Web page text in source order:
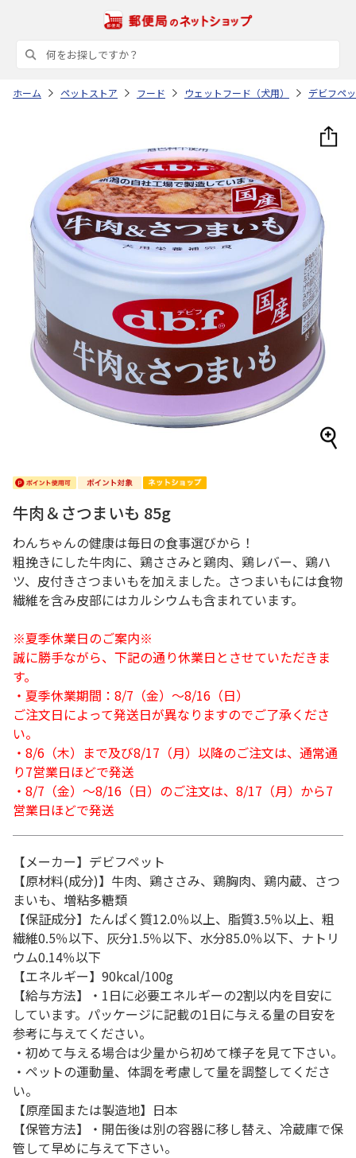
ホーム ペットストア フード ウェットフード（犬用） デビフペ
牛肉＆さつまいも 85g
わんちゃんの健康は毎日の食事選びから！
粗挽きにした牛肉に、鶏ささみと鶏肉、鶏レバー、鶏ハ
ツ、皮付きさつまいもを加えました。さつまいもには食物
繊維を含み皮部にはカルシウムも含まれています。
※夏季休業日のご案内※
誠に勝手ながら、下記の通り休業日とさせていただきま
す。
・夏季休業期間：8/7（金）～8/16（日）
ご注文日によって発送日が異なりますのでご了承くださ
い。
・8/6（木）まで及び8/17（月）以降のご注文は、通常通
り7営業日ほどで発送
・8/7（金）～8/16（日）のご注文は、8/17（月）から7
営業日ほどで発送
【メーカー】デビフペット
【原材料(成分)】牛肉、鶏ささみ、鶏胸肉、鶏内蔵、さつ
まいも、増粘多糖類
【保証成分】たんぱく質12.0％以上、脂質3.5％以上、粗
繊維0.5％以下、灰分1.5％以下、水分85.0％以下、ナトリ
ウム0.14％以下
【エネルギー】90kcal/100g
【給与方法】・1日に必要エネルギーの2割以内を目安に
しています。パッケージに記載の1日に与える量の目安を
参考に与えてください。
・初めて与える場合は少量から初めて様子を見て下さい。
・ペットの運動量、体調を考慮して量を調整してくださ
い。
【原産国または製造地】日本
【保管方法】・開缶後は別の容器に移し替え、冷蔵庫で保
管して早めに与えて下さい。